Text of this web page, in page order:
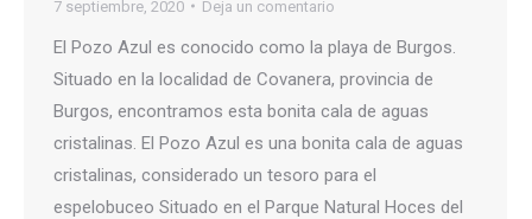
7 septiembre, 2020 Deja un comentario
El Pozo Azul es conocido como la playa de Burgos.
Situado en la localidad de Covanera, provincia de
Burgos, encontramos esta bonita cala de aguas
cristalinas. El Pozo Azul es una bonita cala de aguas
cristalinas, considerado un tesoro para el
espelobuceo Situado en el Parque Natural Hoces del